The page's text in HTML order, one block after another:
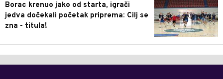
Borac krenuo jako od starta, igrači
jedva dočekali početak priprema: Cilj se
zna - titula!